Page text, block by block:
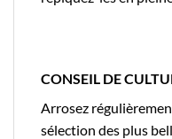
CONSEIL DE
Arrosez
sélection des plus